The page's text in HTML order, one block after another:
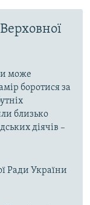
може
боротися за
близько
діячів –
Ради України